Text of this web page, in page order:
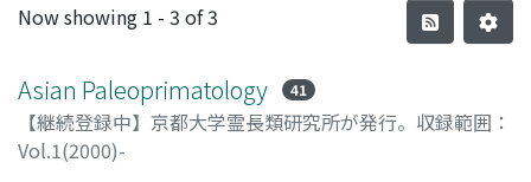
Now showing 1 - 3 of 3
Asian Paleoprimatology 41
【継続登録中】京都大学霊長類研究所が発行。収録範囲：
Vol.1(2000)-